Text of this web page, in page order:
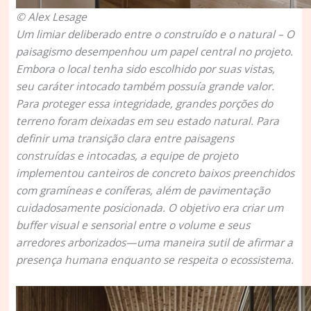
© Alex Lesage
Um limiar deliberado entre o construído e o natural – O
paisagismo desempenhou um papel central no projeto.
Embora o local tenha sido escolhido por suas vistas,
seu caráter intocado também possuía grande valor.
Para proteger essa integridade, grandes porções do
terreno foram deixadas em seu estado natural. Para
definir uma transição clara entre paisagens
construídas e intocadas, a equipe de projeto
implementou canteiros de concreto baixos preenchidos
com gramíneas e coníferas, além de pavimentação
cuidadosamente posicionada. O objetivo era criar um
buffer visual e sensorial entre o volume e seus
arredores arborizados—uma maneira sutil de afirmar a
presença humana enquanto se respeita o ecossistema.